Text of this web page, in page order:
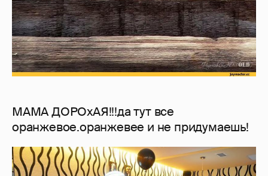
МАМА ДОРОхАЯ!!!да тут все
оранжевое.оранжевее и не придумаешь!